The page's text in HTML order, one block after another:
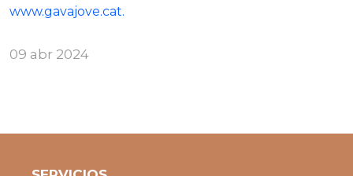
www.gavajove.cat.
09 abr 2024